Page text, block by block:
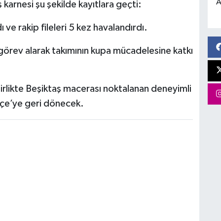
karnesi şu şekilde kayıtlara geçti:
rakip fileleri 5 kez havalandırdı.
alarak takımının kupa mücadelesine katkı
Beşiktaş macerası noktalanan deneyimli
geri dönecek.